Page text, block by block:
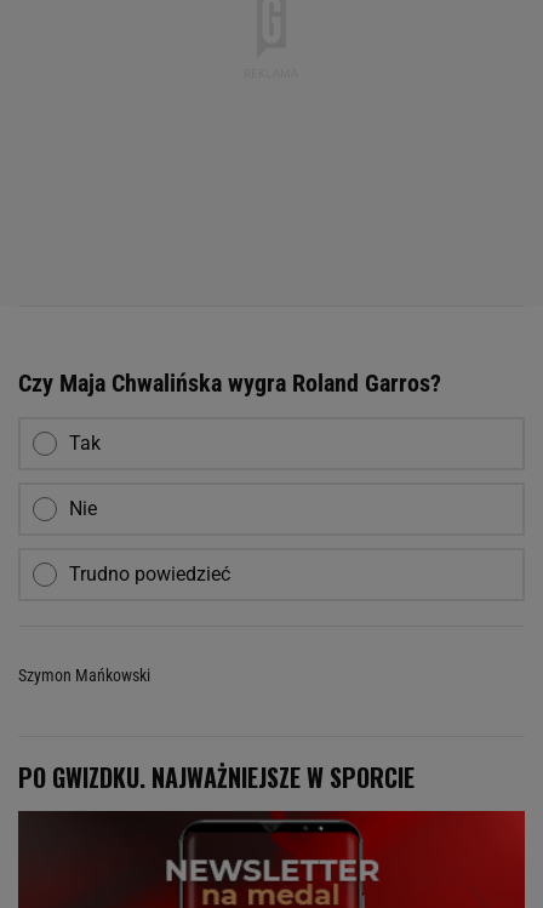
Czy Maja Chwalińska wygra Roland Garros?
Tak
Nie
Trudno powiedzieć
Szymon Mańkowski